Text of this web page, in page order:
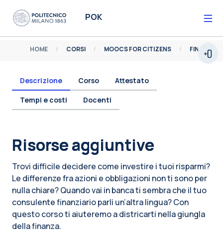
POK
HOME CORSI MOOCS FOR CITIZENS FINANZA
Descrizione Corso Attestato
Tempi e costi Docenti
Blocchi
Risorse aggiuntive
Trovi difficile decidere come investire i tuoi risparmi?
Le differenze fra azioni e obbligazioni non ti sono per
nulla chiare? Quando vai in banca ti sembra che il tuo
consulente finanziario parli un’altra lingua? Con
questo corso ti aiuteremo a districarti nella giungla
della finanza.